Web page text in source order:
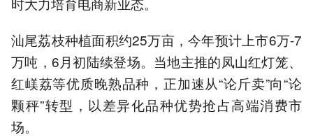
汕尾荔枝种植面积约25万亩，今年预计上市6万-7
万吨，6月初陆续登场。当地主推的凤山红灯笼、
红嵄荔等优质晚熟品种，正加速从“论斤卖”向“论
颗秤”转型，以差异化品种优势抢占高端消费市
场。